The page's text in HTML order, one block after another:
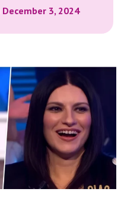
December 3, 2024